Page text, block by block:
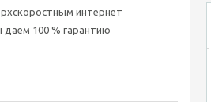
интернет
100 % гарантию